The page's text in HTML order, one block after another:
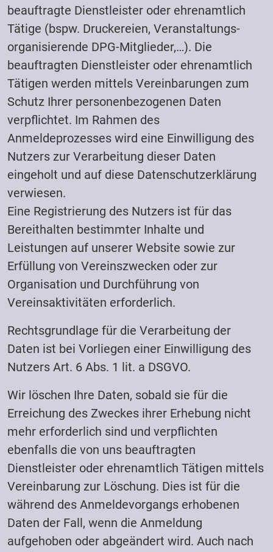
beauftragte Dienstleister oder ehrenamtlich
Tätige (bspw. Druckereien, Veranstaltungs-
organisierende DPG-Mitglieder,…). Die
beauftragten Dienstleister oder ehrenamtlich
Tätigen werden mittels Vereinbarungen zum
Schutz Ihrer personenbezogenen Daten
verpflichtet. Im Rahmen des
Anmeldeprozesses wird eine Einwilligung des
Nutzers zur Verarbeitung dieser Daten
eingeholt und auf diese Datenschutzerklärung
verwiesen.
Eine Registrierung des Nutzers ist für das
Bereithalten bestimmter Inhalte und
Leistungen auf unserer Website sowie zur
Erfüllung von Vereinszwecken oder zur
Organisation und Durchführung von
Vereinsaktivitäten erforderlich.
Rechtsgrundlage für die Verarbeitung der
Daten ist bei Vorliegen einer Einwilligung des
Nutzers Art. 6 Abs. 1 lit. a DSGVO.
Wir löschen Ihre Daten, sobald sie für die
Erreichung des Zweckes ihrer Erhebung nicht
mehr erforderlich sind und verpflichten
ebenfalls die von uns beauftragten
Dienstleister oder ehrenamtlich Tätigen mittels
Vereinbarung zur Löschung. Dies ist für die
während des Anmeldevorgangs erhobenen
Daten der Fall, wenn die Anmeldung
aufgehoben oder abgeändert wird. Auch nach